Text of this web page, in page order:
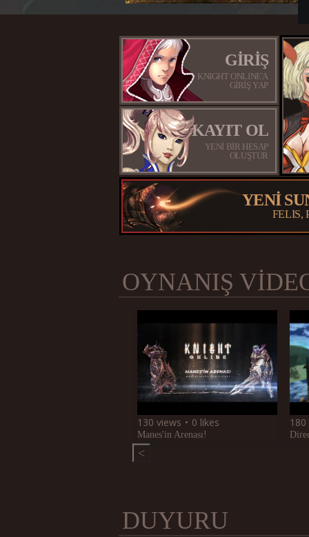
GİRİŞ
KNIGHT ONLINE'A
GİRİŞ YAP
KAYIT OL
YENİ BİR HESAP
OLUŞTUR
YENİ
FELIS,
OYNANIŞ
130 views 0 likes
Manes'in Arenası!
180
<
DUYURU